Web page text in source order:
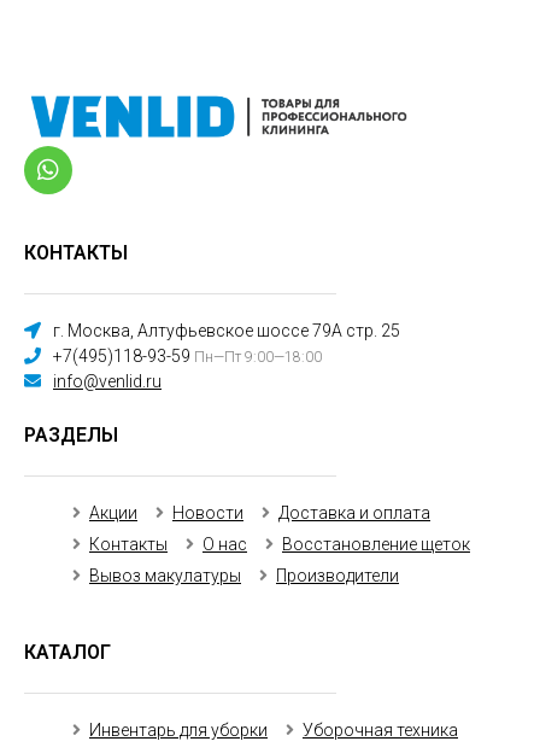
КОНТАКТЫ
г. Москва, Алтуфьевское шоссе 79А стр. 25
+7(495)118-93-59 Пн—Пт 9:00—18:00
info@venlid.ru
РАЗДЕЛЫ
Акции Новости
Доставка и оплата
Контакты
О нас
Восстановление щеток
Вывоз макулатуры
Производители
КАТАЛОГ
Инвентарь для уборки
Уборочная техника